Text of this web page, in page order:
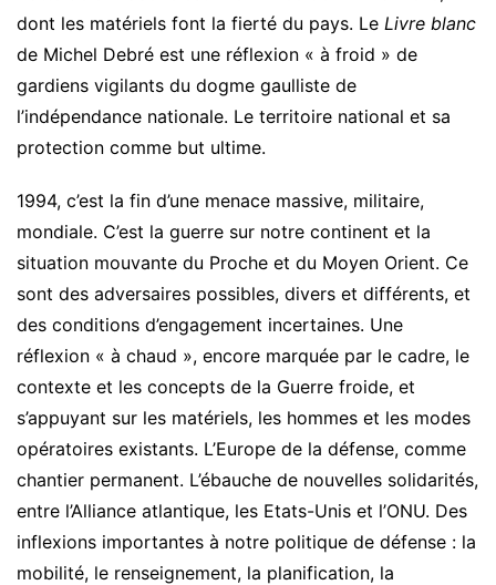
dont les matériels font la fierté du pays. Le Livre blanc
de Michel Debré est une réflexion « à froid » de
gardiens vigilants du dogme gaulliste de
l’indépendance nationale. Le territoire national et sa
protection comme but ultime.
1994, c’est la fin d’une menace massive, militaire,
mondiale. C’est la guerre sur notre continent et la
situation mouvante du Proche et du Moyen Orient. Ce
sont des adversaires possibles, divers et différents, et
des conditions d’engagement incertaines. Une
réflexion « à chaud », encore marquée par le cadre, le
contexte et les concepts de la Guerre froide, et
s’appuyant sur les matériels, les hommes et les modes
opératoires existants. L’Europe de la défense, comme
chantier permanent. L’ébauche de nouvelles solidarités,
entre l’Alliance atlantique, les Etats-Unis et l’ONU. Des
inflexions importantes à notre politique de défense : la
mobilité, le renseignement, la planification, la